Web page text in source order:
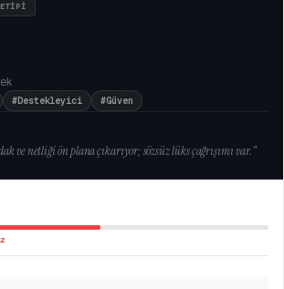
#Destekleyici #Güven
ve netliği ön plana çıkarıyor; sözsüz lüks çağrışımı var."